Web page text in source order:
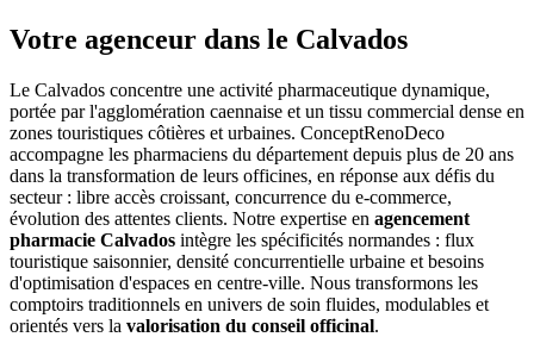
Votre agenceur dans le Calvados
Le Calvados concentre une activité pharmaceutique dynamique,
portée par l'agglomération caennaise et un tissu commercial dense en
zones touristiques côtières et urbaines. ConceptRenoDeco
accompagne les pharmaciens du département depuis plus de 20 ans
dans la transformation de leurs officines, en réponse aux défis du
secteur : libre accès croissant, concurrence du e-commerce,
évolution des attentes clients. Notre expertise en agencement
pharmacie Calvados intègre les spécificités normandes : flux
touristique saisonnier, densité concurrentielle urbaine et besoins
d'optimisation d'espaces en centre-ville. Nous transformons les
comptoirs traditionnels en univers de soin fluides, modulables et
orientés vers la valorisation du conseil officinal.